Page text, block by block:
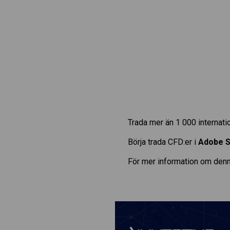
Trada mer än 1 000
Börja trada CFD:er i Adobe
För mer information om